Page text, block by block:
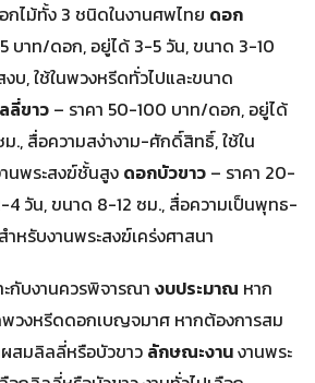
กไม้ทั้ง 3 ชนิดในงานศพไทย ดอก
บาท/ดอก, อยู่ได้ 3-5 วัน, ขนาด 3-10
บ, ใช้ในพวงหรีดทั่วไปและขนาด
ลี่ขาว – ราคา 50-100 บาท/ดอก, อยู่ได้
., สื่อความสง่างาม-ศักดิ์สิทธิ์, ใช้ใน
นพระสงฆ์ชั้นสูง ดอกบัวขาว – ราคา 20-
วัน, ขนาด 8-12 ซม., สื่อความเป็นพุทธ-
หรับงานพระสงฆ์เคร่งศาสนา
กับงานควรพิจารณา งบประมาณ หาก
พวงหรีดดอกเบญจมาศ หากต้องการสม
สมลิลลี่หรือบัวขาว ลักษณะงานงานพระ